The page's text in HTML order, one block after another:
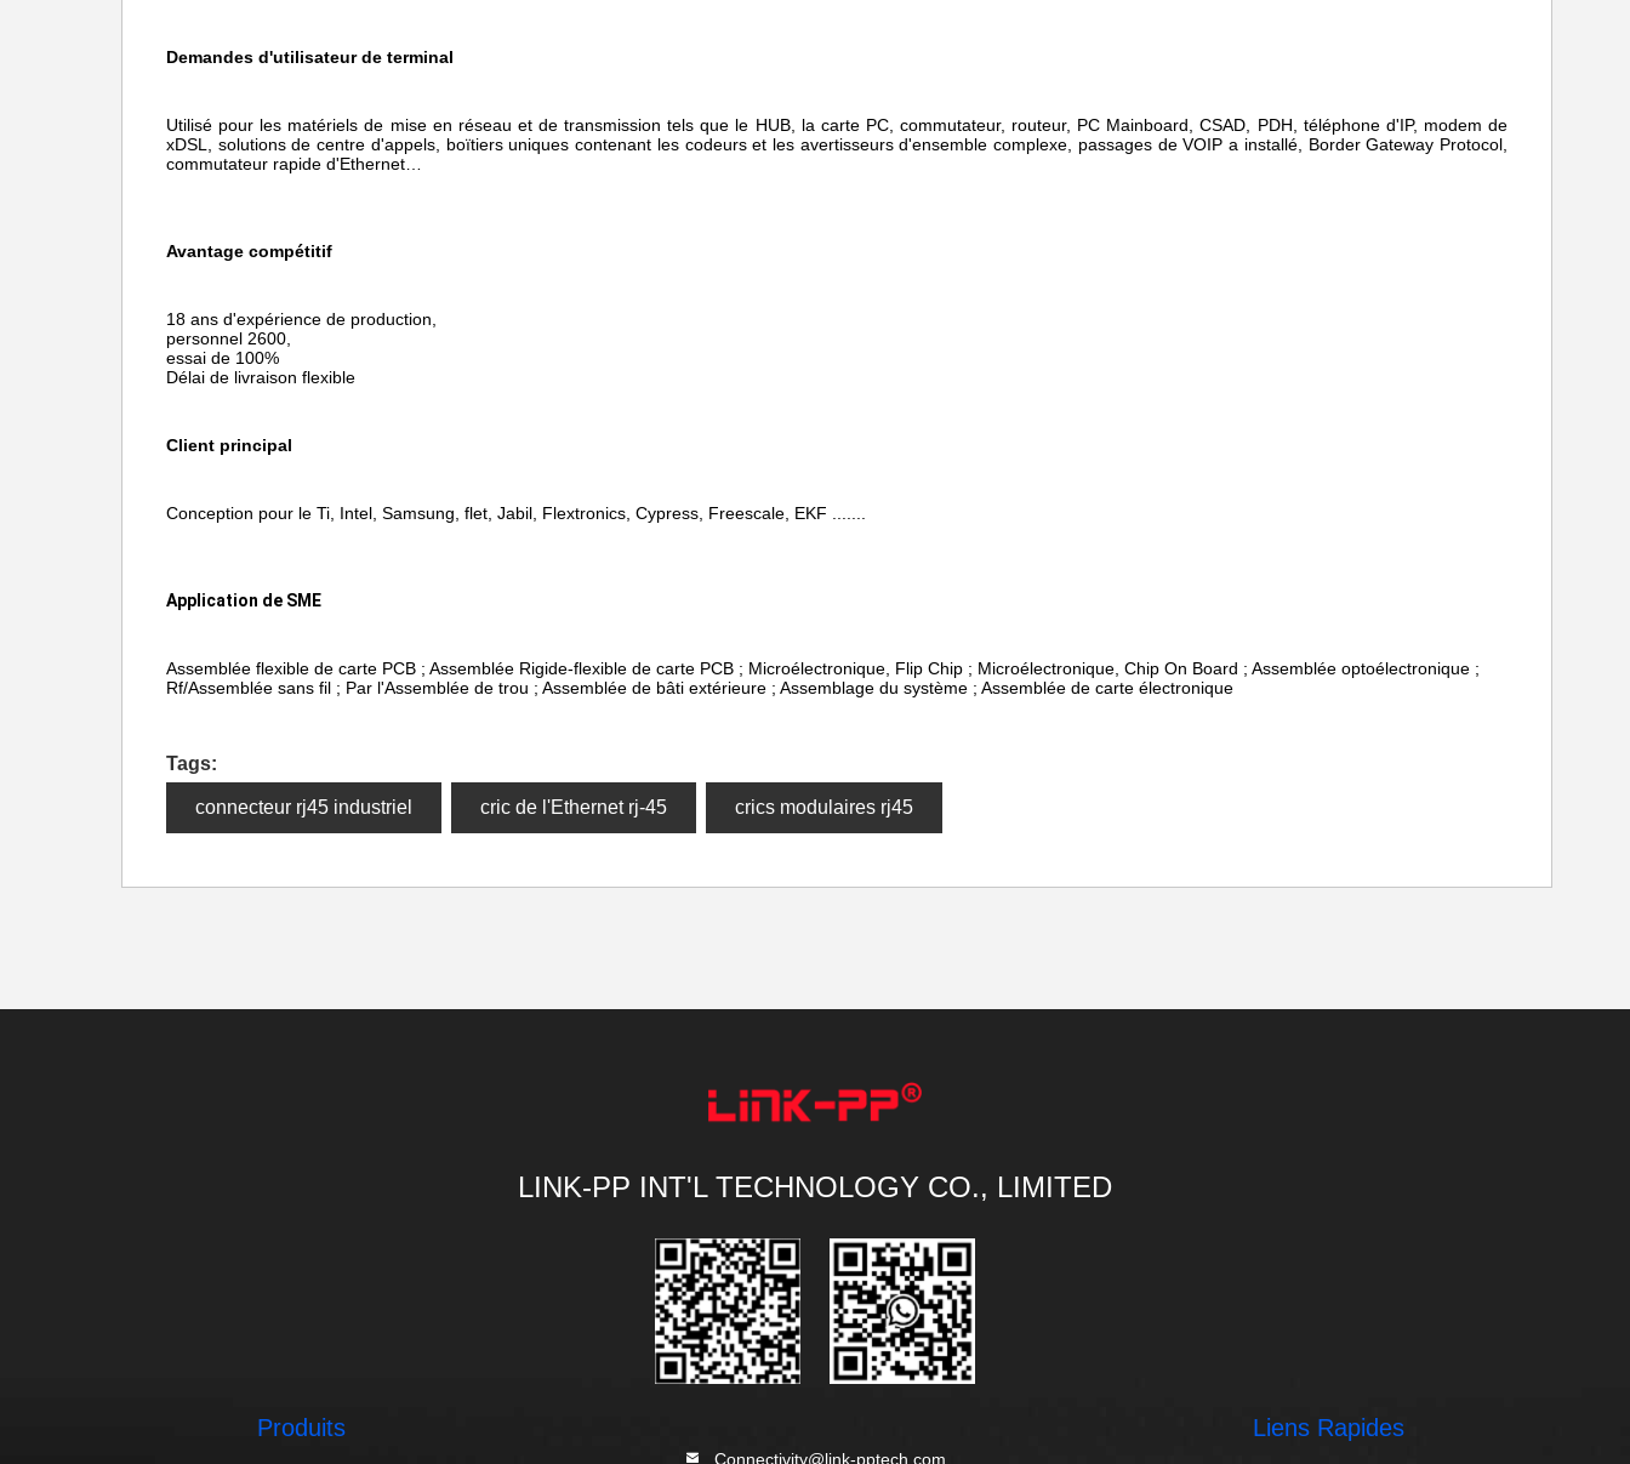
Demandes d'utilisateur de terminal
Utilisé pour les matériels de mise en réseau et de transmission tels que le HUB, la carte PC, commutateur, routeur, PC Mainboard, CSAD, PDH, téléphone d'IP, modem de
xDSL,
solutions de centre d'appels, boïtiers uniques contenant les codeurs et les avertisseurs d'ensemble complexe, passages de VOIP a installé, Border Gateway Protocol,
commutateur rapide d'Ethernet…
Avantage compétitif
18 ans d'expérience de production,
personnel 2600,
essai de 100%
Délai de livraison flexible
Client principal
Conception pour le Ti, Intel, Samsung, flet, Jabil, Flextronics, Cypress, Freescale, EKF .......
Application de SME
Assemblée flexible de carte PCB ; Assemblée Rigide-flexible de carte PCB ; Microélectronique, Flip Chip ; Microélectronique, Chip On Board ; Assemblée optoélectronique ;
Rf/Assemblée sans fil ; Par l'Assemblée de trou ; Assemblée de bâti extérieure ; Assemblage du système ; Assemblée de carte électronique
Tags:
connecteur rj45 industriel cric de l'Ethernet rj-45 crics modulaires rj45
LINK-PP INT'L TECHNOLOGY CO., LIMITED
Produits
Connectivity@link-pptech.com
Liens Rapides